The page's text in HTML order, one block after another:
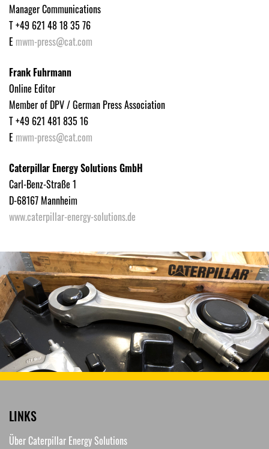
Manager Communications
T +49 621 48 18 35 76
E mwm-press@cat.com
Frank Fuhrmann
Online Editor
Member of DPV / German Press Association
T +49 621 481 835 16
E mwm-press@cat.com
Caterpillar Energy Solutions GmbH
Carl-Benz-Straße 1
D-68167 Mannheim
www.caterpillar-energy-solutions.de
LINKS
Über Caterpillar Energy Solutions